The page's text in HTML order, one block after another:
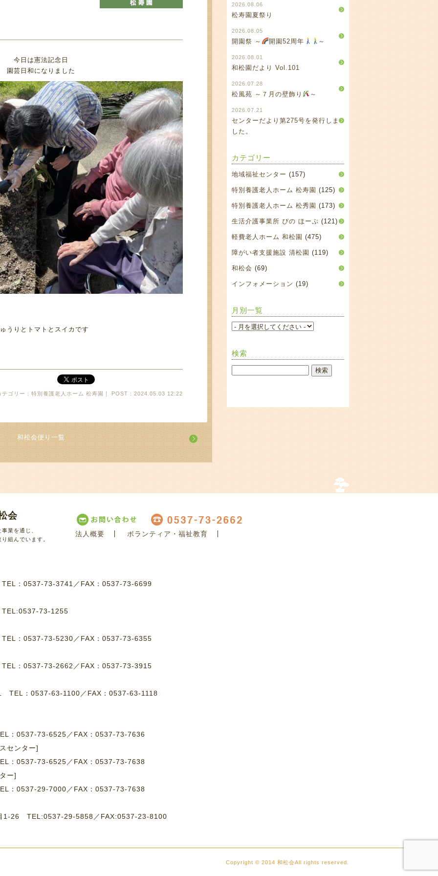
今日は憲法記念日
園芸日和になりました
うりとトマトとスイカです
テゴリー：特別養護老人ホーム 松寿園｜ POST：2024.05.03 12:22
和松会便り一覧
2026.08.06
松寿園夏祭り
2026.08.05
開園祭 ～ 開園52周年 ～
2026.08.01
和松園だより Vol.101
2026.07.28
松風苑 ～７月の壁飾り ～
2026.07.21
センターだより第275号を発行しま
した。
カテゴリー
地域福祉センター (157)
特別養護老人ホーム 松寿園 (125)
特別養護老人ホーム 松秀園 (173)
生活介護事業所 ぴの ほーぷ (121)
軽費老人ホーム 和松園 (475)
障がい者支援施設 清松園 (119)
和松会 (69)
インフォメーション (19)
月別一覧
検索
会
業を通じ、
組んでいます。
法人概要 ボランティア・福祉教育
TEL：0537-73-3741 ／ FAX：0537-73-6699
TEL:0537-73-1255
TEL：0537-73-5230 ／ FAX：0537-73-6355
TEL：0537-73-2662 ／ FAX：0537-73-3915
TEL：0537-63-1100 ／ FAX：0537-63-1118
：0537-73-6525／FAX：0537-73-7636
センター]
：0537-73-6525／FAX：0537-73-7638
ー]
：0537-29-7000／FAX：0537-73-7638
1-26 TEL:0537-29-5858／FAX:0537-23-8100
Copyright © 2014 和松会All rights reserved.